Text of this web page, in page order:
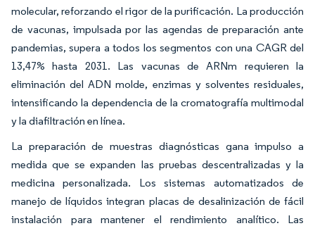
molecular, reforzando el rigor de la purificación. La producción
de vacunas, impulsada por las agendas de preparación ante
pandemias, supera a todos los segmentos con una CAGR del
13,47% hasta 2031. Las vacunas de ARNm requieren la
eliminación del ADN molde, enzimas y solventes residuales,
intensificando la dependencia de la cromatografía multimodal
y la diafiltración en línea.
La preparación de muestras diagnósticas gana impulso a
medida que se expanden las pruebas descentralizadas y la
medicina personalizada. Los sistemas automatizados de
manejo de líquidos integran placas de desalinización de fácil
instalación para mantener el rendimiento analítico. Las